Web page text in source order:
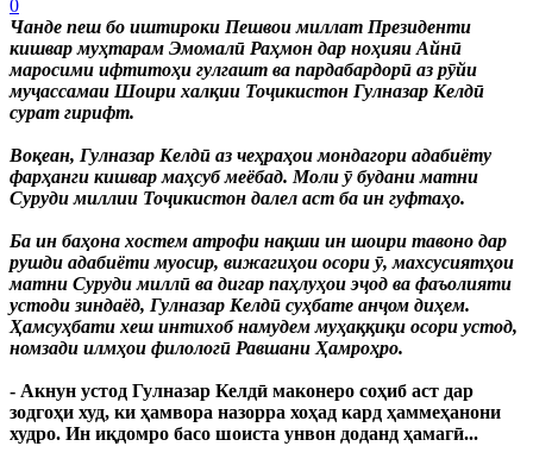
0
Чанде пеш бо иштироки Пешвои миллат Президенти
кишвар муҳтарам Эмомалӣ Раҳмон дар ноҳияи Айнӣ
маросими ифтитоҳи гулгашт ва пардабардорӣ аз рӯйи
муҷассамаи Шоири халқии Тоҷикистон Гулназар Келдӣ
сурат гирифт.
Воқеан, Гулназар Келдӣ аз чеҳраҳои мондагори адабиёту
фарҳанги кишвар маҳсуб меёбад. Моли ӯ будани матни
Суруди миллии Тоҷикистон далел аст ба ин гуфтаҳо.
Ба ин баҳона хостем атрофи нақши ин шоири тавоно дар
рушди адабиёти муосир, вижагиҳои осори ӯ, махсусиятҳои
матни Суруди миллӣ ва дигар паҳлуҳои эҷод ва фаъолияти
устоди зиндаёд, Гулназар Келдӣ суҳбате анҷом диҳем.
Ҳамсуҳбати хеш интихоб намудем муҳаққиқи осори устод,
номзади илмҳои филологӣ Равшани Ҳамроҳро.
- Акнун устод Гулназар Келдӣ маконеро соҳиб аст дар
зодгоҳи худ, ки ҳамвора назорра хоҳад кард ҳаммеҳанони
худро. Ин иқдомро басо шоиста унвон доданд ҳамагӣ...